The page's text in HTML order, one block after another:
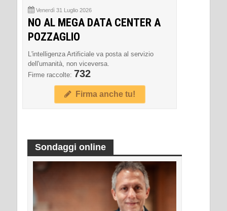
Venerdì 31 Luglio 2026
NO AL MEGA DATA CENTER A
POZZAGLIO
L'intelligenza Artificiale va posta al servizio
dell'umanità, non viceversa.
Firme raccolte: 732
Firma anche tu!
Sondaggi online